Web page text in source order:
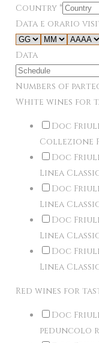
Country *
Data e orario
Data
Numbers of
White wines for
Doc
Collezione
Doc
Linea
Doc
Linea
Doc
Linea
Doc
Linea
Red wines for
Doc
peduncolo